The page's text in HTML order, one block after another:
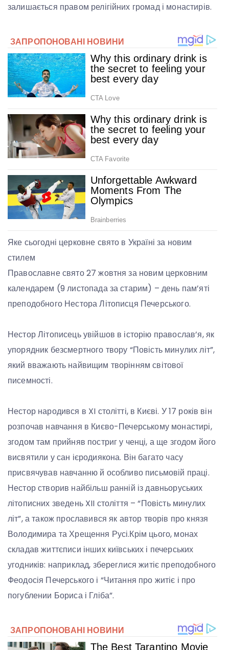
залишається правом релігійних громад і монастирів.
Яке сьогодні церковне свято в Україні за новим
стилем
Православне свято 27 жовтня за новим церковним
календарем (9 листопада за старим) – день пам’яті
преподобного Нестора Літописця Печерського.
Нестор Літописець увійшов в історію православ’я, як
упорядник безсмертного твору “Повість минулих літ”,
який вважають найвищим творінням світової
писемності.
Нестор народився в XI столітті, в Києві. У 17 років він
розпочав навчання в Києво-Печерському монастирі,
згодом там прийняв постриг у ченці, а ще згодом його
висвятили у сан ієродиякона. Він багато часу
присвячував навчанню й особливо письмовій праці.
Нестор створив найбільш ранній із давньоруських
літописних зведень XII століття – “Повість минулих
літ”, а також прославився як автор творів про князя
Володимира та Хрещення Русі.Крім цього, монах
складав життєписи інших київських і печерських
угодників: наприклад, збереглися житіє преподобного
Феодосія Печерського і “Читання про житіє і про
погублении Бориса і Гліба”.